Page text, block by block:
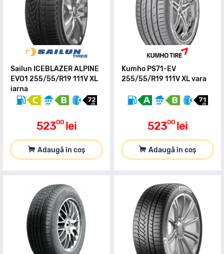
Sailun ICEBLAZER ALPINE
EVO1 255/55/R19 111V XL
iarna
52300 lei
Adaugă în coș
Kumho PS71-EV
255/55/R19 111V XL vara
52300 lei
Adaugă în coș